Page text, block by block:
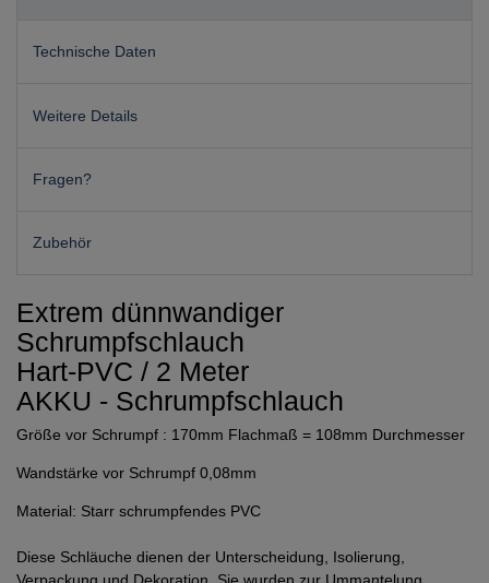
Technische Daten
Weitere Details
Fragen?
Zubehör
Extrem dünnwandiger
Schrumpfschlauch
Hart-PVC / 2 Meter
AKKU - Schrumpfschlauch
Größe vor Schrumpf : 170mm Flachmaß = 108mm Durchmesser
Wandstärke vor Schrumpf 0,08mm
Material: Starr schrumpfendes PVC
Diese Schläuche dienen der Unterscheidung, Isolierung,